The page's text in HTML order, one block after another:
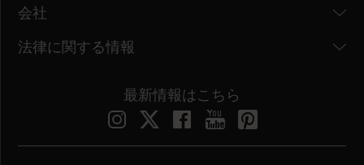
会社
法律に関する情報
最新情報はこちら